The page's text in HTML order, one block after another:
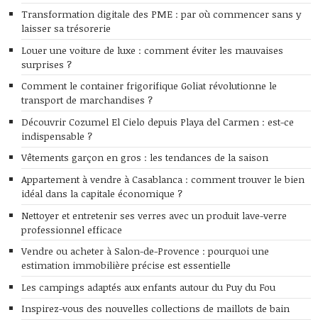
Transformation digitale des PME : par où commencer sans y
laisser sa trésorerie
Louer une voiture de luxe : comment éviter les mauvaises
surprises ?
Comment le container frigorifique Goliat révolutionne le
transport de marchandises ?
Découvrir Cozumel El Cielo depuis Playa del Carmen : est-ce
indispensable ?
Vêtements garçon en gros : les tendances de la saison
Appartement à vendre à Casablanca : comment trouver le bien
idéal dans la capitale économique ?
Nettoyer et entretenir ses verres avec un produit lave-verre
professionnel efficace
Vendre ou acheter à Salon-de-Provence : pourquoi une
estimation immobilière précise est essentielle
Les campings adaptés aux enfants autour du Puy du Fou
Inspirez-vous des nouvelles collections de maillots de bain